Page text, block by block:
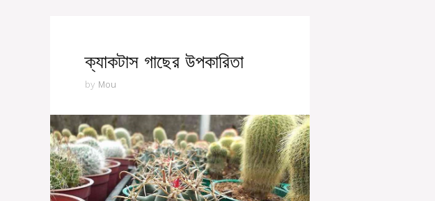
ক্যাকটাস গাছের উপকারিতা
by Mou